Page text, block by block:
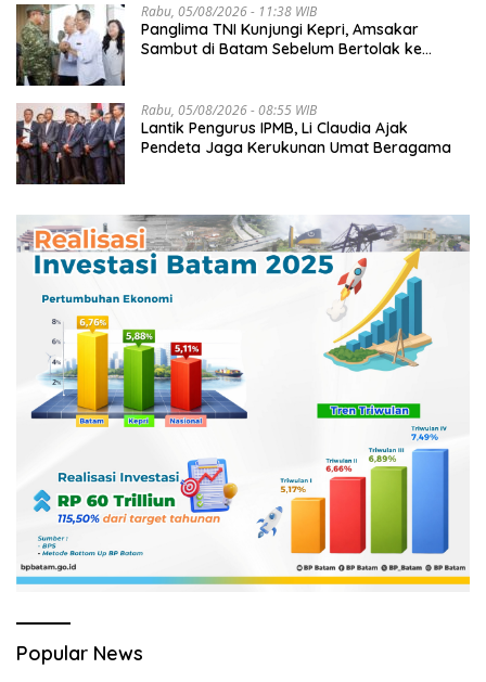
Rabu, 05/08/2026 - 11:38 WIB
Panglima TNI Kunjungi Kepri, Amsakar
Sambut di Batam Sebelum Bertolak ke
Rabu, 05/08/2026 - 08:55 WIB
Lantik Pengurus IPMB, Li Claudia Ajak
Pendeta Jaga Kerukunan Umat Beragama
Popular News